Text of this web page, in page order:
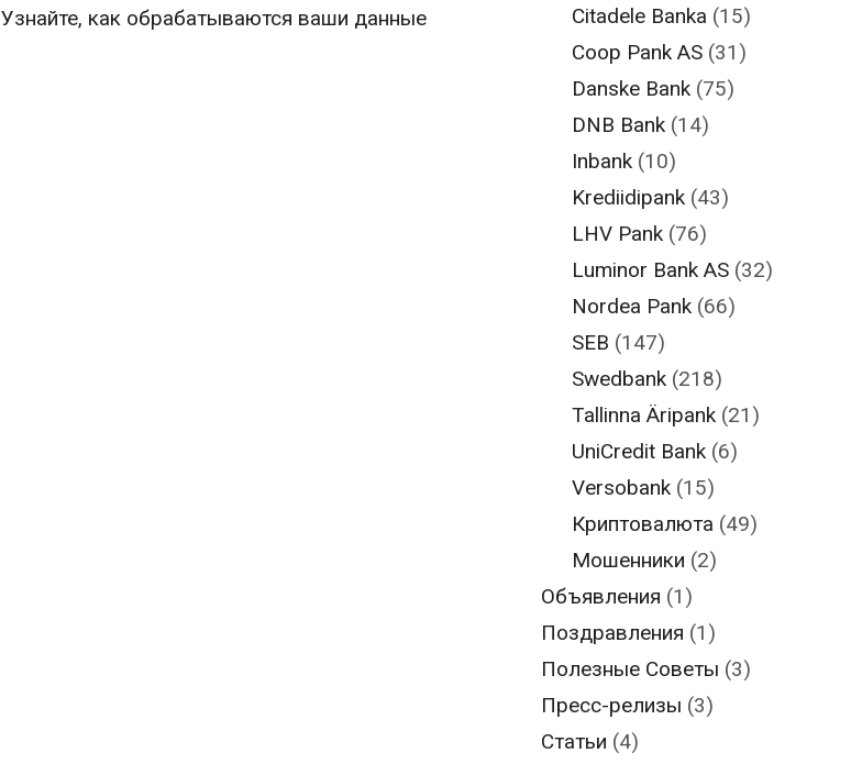
Узнайте, как обрабатываются ваши данные
Citadele Banka (15)
Coop Pank AS (31)
Danske Bank (75)
DNB Bank (14)
Inbank (10)
Krediidipank (43)
LHV Pank (76)
Luminor Bank AS (32)
Nordea Pank (66)
SEB (147)
Swedbank (218)
Tallinna Äripank (21)
UniCredit Bank (6)
Versobank (15)
Криптовалюта (49)
Мошенники (2)
Объявления (1)
Поздравления (1)
Полезные Советы (3)
Пресс-релизы (3)
Статьи (4)